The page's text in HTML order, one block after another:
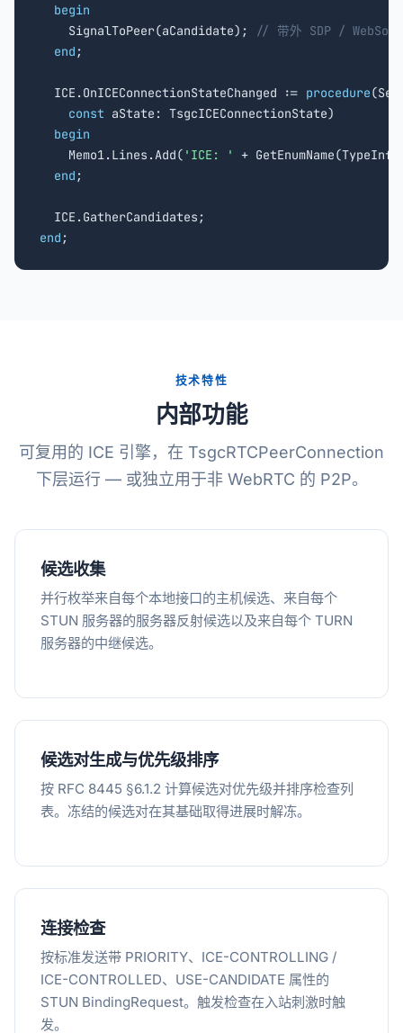
begin
    SignalToPeer(aCandidate);
// 带外 SDP /
end ;
  ICE.OnICEConnectionStateChanged :=
procedure
const aState: TsgcICEConnectionState)
begin
    Memo1.Lines.Add(
'ICE: '
+
end ;
end ;
技术特性
内部功能
可复用的 ICE 引擎，在 TsgcRTCPeerConnection
下层运行 — 或独立用于非 WebRTC 的 P2P。
候选收集
并行枚举来自每个本地接口的主机候选、来自每个
STUN 服务器的服务器反射候选以及来自每个 TURN
服务器的中继候选。
候选对生成与优先级排序
按 RFC 8445 §6.1.2 计算候选对优先级并排序检查列
表。冻结的候选对在其基础取得进展时解冻。
连接检查
按标准发送带 PRIORITY、ICE-CONTROLLING /
ICE-CONTROLLED、USE-CANDIDATE 属性的
STUN BindingRequest。触发检查在入站刺激时触
发。